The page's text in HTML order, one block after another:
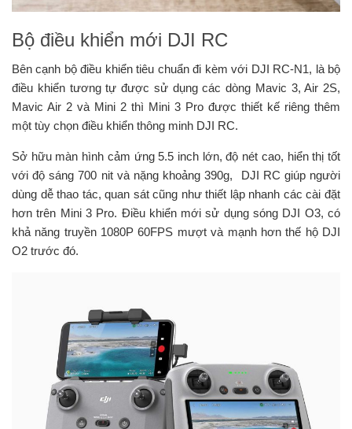
Bộ điều khiển mới DJI RC
Bên cạnh bộ điều khiển tiêu chuẩn đi kèm với DJI RC-N1, là bộ
điều khiển tương tự được sử dụng các dòng Mavic 3, Air 2S,
Mavic Air 2 và Mini 2 thì Mini 3 Pro được thiết kế riêng thêm
một tùy chọn điều khiển thông minh DJI RC.
Sở hữu màn hình cảm ứng 5.5 inch lớn, độ nét cao, hiển thị tốt
với độ sáng 700 nit và nặng khoảng 390g, DJI RC giúp người
dùng dễ thao tác, quan sát cũng như thiết lập nhanh các cài đặt
hơn trên Mini 3 Pro. Điều khiển mới sử dụng sóng DJI O3, có
khả năng truyền 1080P 60FPS mượt và mạnh hơn thế hộ DJI
O2 trước đó.